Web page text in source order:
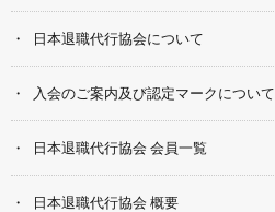
日本退職代行協会について
入会のご案内及び認定マークについて
日本退職代行協会 会員一覧
日本退職代行協会 概要